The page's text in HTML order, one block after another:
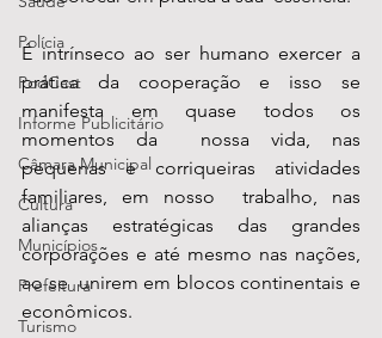
Polícia
PodCast
Informe Publicitário
Câmara Municipal
Cultura
Municípios
Prefeitura
Turismo
É intrínseco ao ser humano exercer a
prática da cooperação e isso se
manifesta em quase todos os
momentos da  nossa vida, nas
pequenas e corriqueiras atividades
familiares, em nosso  trabalho, nas
alianças estratégicas das grandes
corporações e até mesmo nas nações,
ao se  unirem em blocos continentais e
econômicos.